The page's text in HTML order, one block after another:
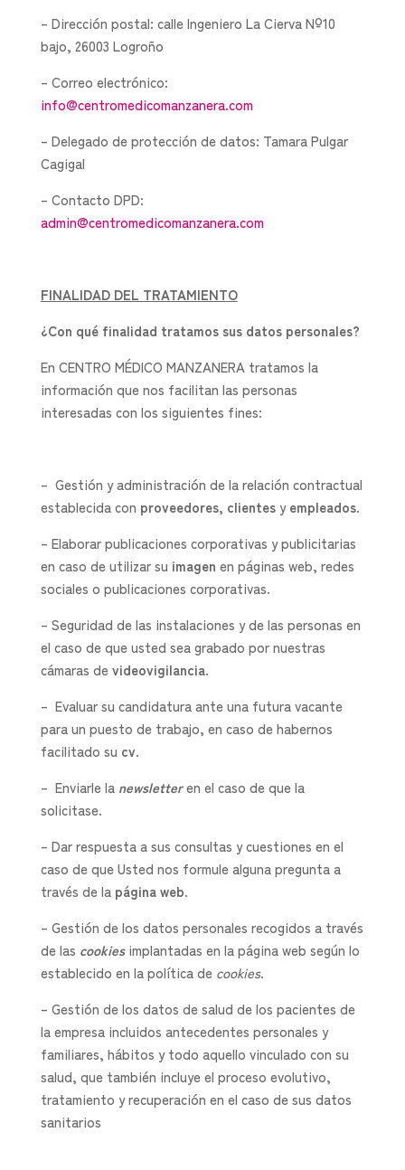
– Dirección postal: calle Ingeniero La Cierva Nº10
bajo, 26003 Logroño
– Correo electrónico:
info@centromedicomanzanera.com
– Delegado de protección de datos: Tamara Pulgar
Cagigal
– Contacto DPD:
admin@centromedicomanzanera.com
FINALIDAD DEL TRATAMIENTO
¿Con qué finalidad tratamos sus datos personales?
En CENTRO MÉDICO MANZANERA tratamos la
información que nos facilitan las personas
interesadas con los siguientes fines:
– Gestión y administración de la relación contractual
establecida con proveedores, clientes yempleados.
– Elaborar publicaciones corporativas y publicitarias
en caso de utilizar su imagen en páginas web, redes
sociales o publicaciones corporativas.
– Seguridad de las instalaciones y de las personas en
el caso de que usted sea grabado por nuestras
cámaras devideovigilancia.
– Evaluar su candidatura ante una futura vacante
para un puesto de trabajo, en caso de habernos
facilitado su cv.
– Enviarle la newsletteren el caso de que la
solicitase.
– Dar respuesta a sus consultas y cuestiones en el
caso de que Usted nos formule alguna pregunta a
través de la página web.
– Gestión de los datos personales recogidos a través
de las cookiesimplantadas en la página web según lo
establecido en la política de cookies.
– Gestión de los datos de salud de los pacientes de
la empresa incluidos antecedentes personales y
familiares, hábitos y todo aquello vinculado con su
salud, que también incluye el proceso evolutivo,
tratamiento y recuperación en el caso de sus datos
sanitarios